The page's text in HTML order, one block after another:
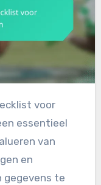
essentieel
van
en
gegevens te